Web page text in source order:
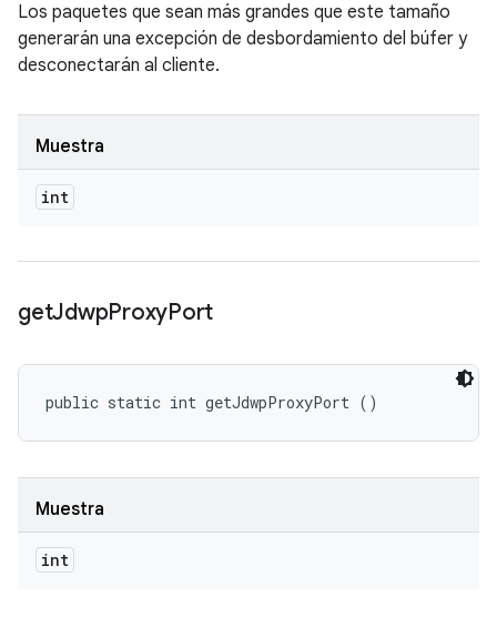
Los paquetes que sean más grandes que este tamaño
generarán una excepción de desbordamiento del búfer y
desconectarán al cliente.
Muestra
int
getJdwpProxyPort
public static int getJdwpProxyPort ()
Muestra
int